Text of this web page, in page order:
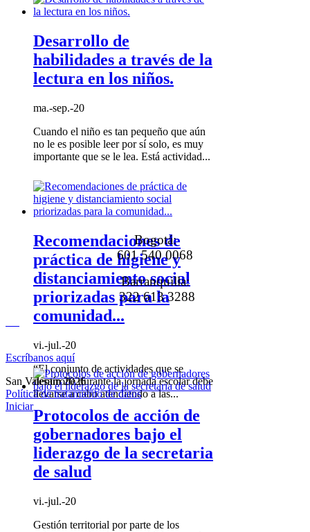
Desarrollo de
habilidades a través de la
lectura en los niños.
ma.-sep.-20
Cuando el niño es tan pequeño que aún
no le es posible leer por sí solo, es muy
importante que se le lea. Está actividad...
Recomendaciones de
práctica de higiene y
distanciamiento social
priorizadas para la
comunidad...
vi.-jul.-20
“El conjunto de actividades que se
desarrolle durante la jornada escolar debe
llevarse a cabo atendiendo a las...
Protocolos de acción de
gobernadores bajo el
liderazgo de la secretaria
de salud
vi.-jul.-20
Gestión territorial por parte de los
Bogotá:
601 540 0068
Barranquilla:
322 613 3288
Escríbanos aquí
San Valentín 2026
Política de tratamiento de datos
Iniciar